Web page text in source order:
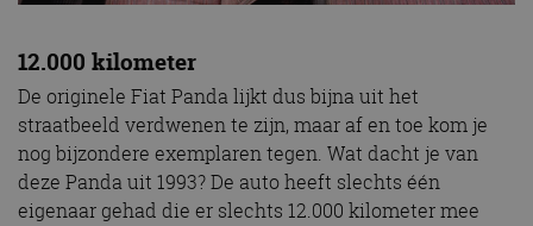
12.000 kilometer
De originele Fiat Panda lijkt dus bijna uit het
straatbeeld verdwenen te zijn, maar af en toe kom je
nog bijzondere exemplaren tegen. Wat dacht je van
deze Panda uit 1993? De auto heeft slechts één
eigenaar gehad die er slechts 12.000 kilometer mee